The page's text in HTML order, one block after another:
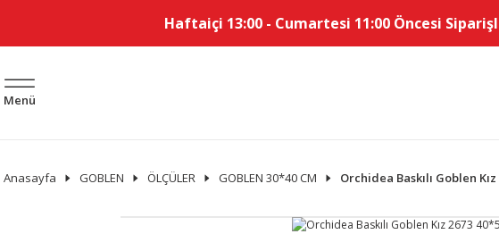
Haftaiçi 13:00 - Cumartesi 11:00 Öncesi
Menü
Anasayfa GOBLEN ÖLÇÜLER GOBLEN 30*40 CM Orchidea Baskılı Goblen